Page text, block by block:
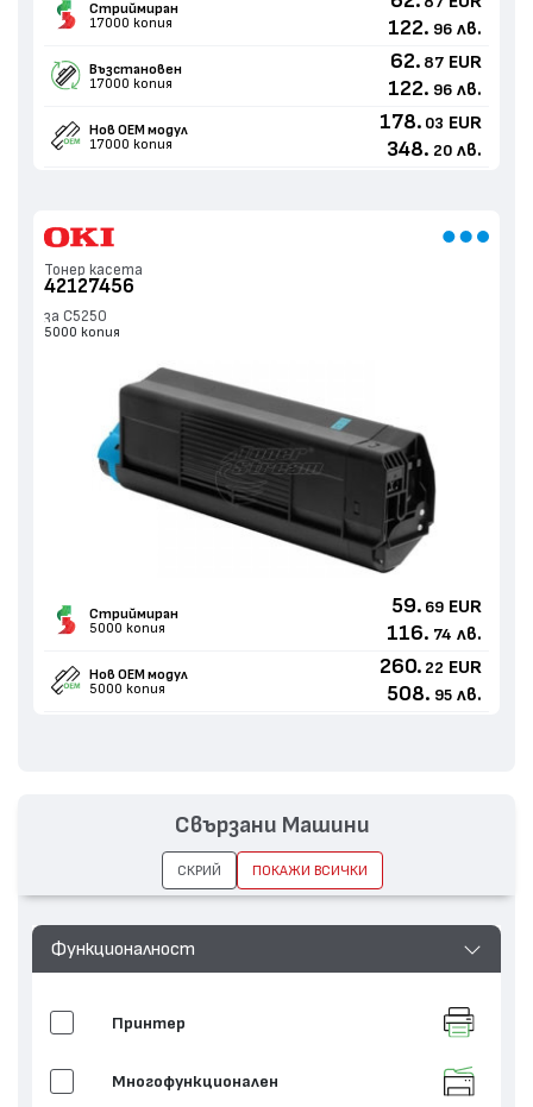
Стриймиран
17000 копия
122. 96 лв.
Възстановен
17000 копия
62. 87 EUR
122. 96 лв.
Нов ОЕМ модул
17000 копия
178. 03 EUR
348. 20 лв.
Тонер касета
42127456
за C5250
5000 копия
Стриймиран
5000 копия
59. 69 EUR
116. 74 лв.
Нов ОЕМ модул
5000 копия
260. 22 EUR
508. 95 лв.
Функционалност
Принтер
Многофункционален
Свързани Машини
СКРИЙ ПОКАЖИ ВСИЧКИ